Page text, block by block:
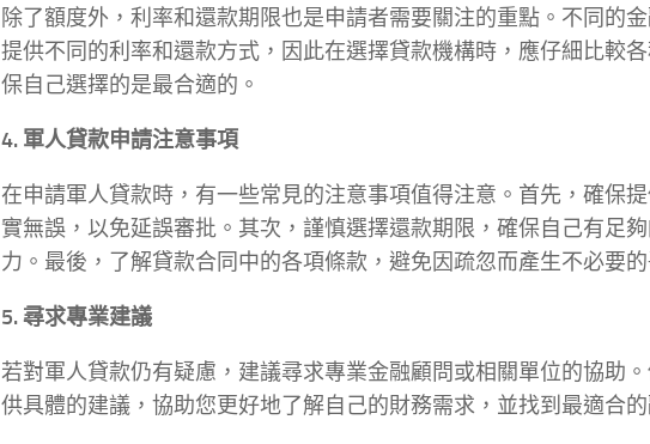
除了額度外，利率和還款期限也是申請者需要關注的重點。不同的
提供不同的利率和還款方式，因此在選擇貸款機構時，應仔細比較
保自己選擇的是最合適的。
4. 軍人貸款申請注意事項
在申請軍人貸款時，有一些常見的注意事項值得注意。首先，確保
實無誤，以免延誤審批。其次，謹慎選擇還款期限，確保自己有足
力。最後，了解貸款合同中的各項條款，避免因疏忽而產生不必要的
5. 尋求專業建議
若對軍人貸款仍有疑慮，建議尋求專業金融顧問或相關單位的協助
供具體的建議，協助您更好地了解自己的財務需求，並找到最適合的